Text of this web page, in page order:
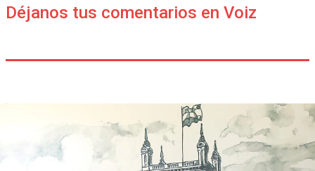
Déjanos tus comentarios en Voiz